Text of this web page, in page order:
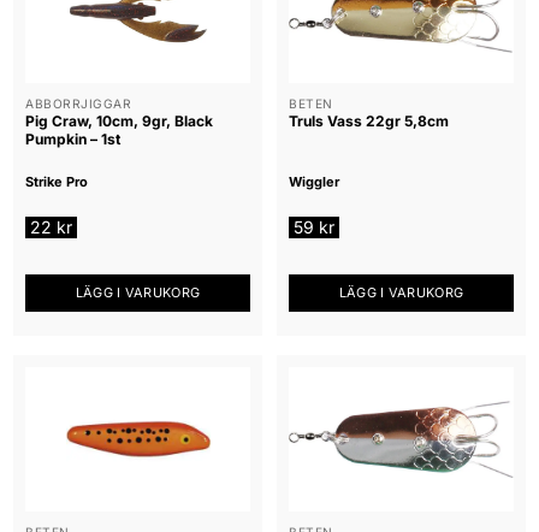
ABBORRJIGGAR
Pig Craw, 10cm, 9gr, Black
Pumpkin – 1st
Strike Pro
22 kr
LÄGG I VARUKORG
BETEN
Truls Vass 22gr 5,8cm
Wiggler
59 kr
LÄGG I VARUKORG